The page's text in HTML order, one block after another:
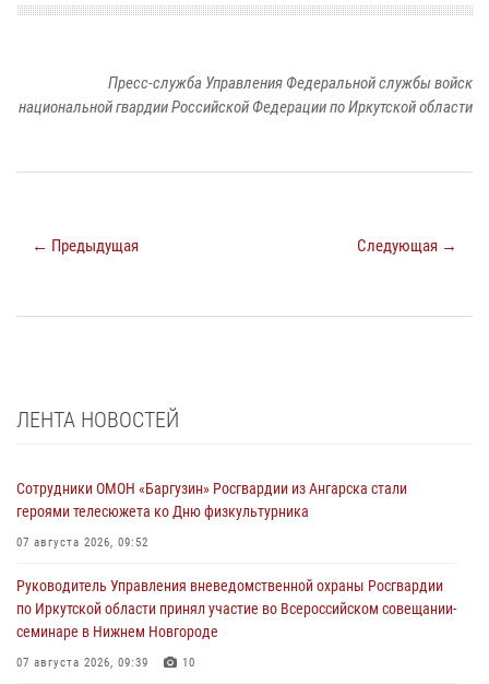
Пресс-служба Управления Федеральной службы войск
национальной гвардии Российской Федерации по Иркутской области
← Предыдущая Следующая →
ЛЕНТА НОВОСТЕЙ
Сотрудники ОМОН «Баргузин» Росгвардии из Ангарска стали
героями телесюжета ко Дню физкультурника
07 августа 2026, 09:52
Руководитель Управления вневедомственной охраны Росгвардии
по Иркутской области принял участие во Всероссийском совещании-
семинаре в Нижнем Новгороде
07 августа 2026, 09:39 10